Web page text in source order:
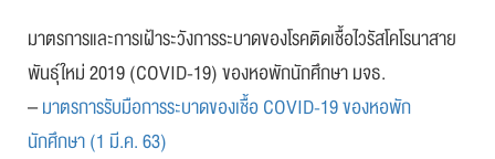
มาตรการและการเฝ้าระวังการระบาดของโรคติดเชื้อไวรัสโคโรนาสาย
พันธุ์ใหม่ 2019 (COVID-19) ของหอพักนักศึกษา มจธ.
–มาตรการรับมือการระบาดของเชื้อ COVID-19 ของหอพัก
นักศึกษา (1 มี.ค. 63)